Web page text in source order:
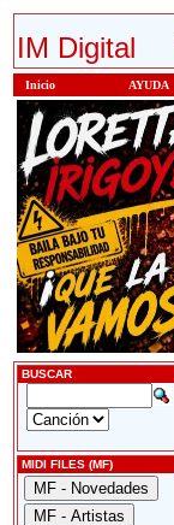
IM Digital
Inicio AYUDA
BUSCAR
MIDI FILES (MF)